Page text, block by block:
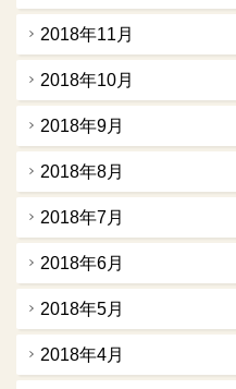
2018年11月
2018年10月
2018年9月
2018年8月
2018年7月
2018年6月
2018年5月
2018年4月